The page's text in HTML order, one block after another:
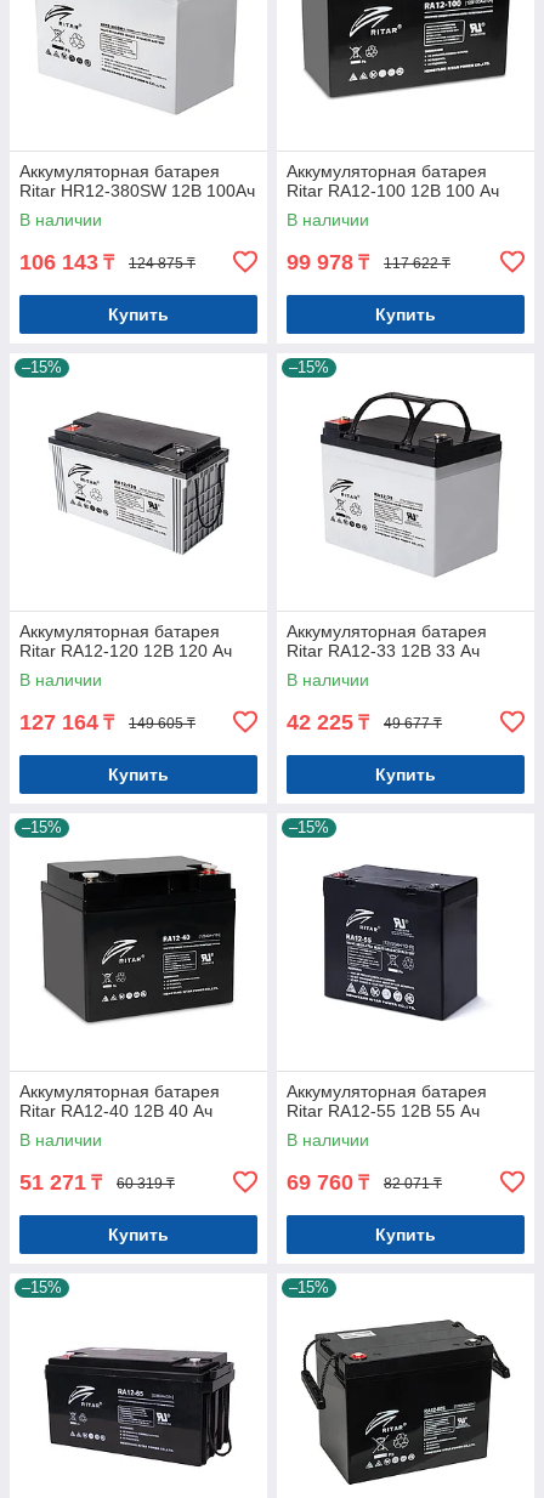
Аккумуляторная батарея
Ritar HR12-380SW 12В 100Ач
В наличии
106 143 ₸ 124 875 ₸
Купить
Аккумуляторная батарея
Ritar RA12-100 12В 100 Ач
В наличии
99 978 ₸ 117 622 ₸
Купить
–15%
Аккумуляторная батарея
Ritar RA12-120 12В 120 Ач
В наличии
127 164 ₸ 149 605 ₸
Купить
–15%
Аккумуляторная батарея
Ritar RA12-33 12В 33 Ач
В наличии
42 225 ₸ 49 677 ₸
Купить
–15%
Аккумуляторная батарея
Ritar RA12-40 12В 40 Ач
В наличии
51 271 ₸ 60 319 ₸
Купить
–15%
Аккумуляторная батарея
Ritar RA12-55 12В 55 Ач
В наличии
69 760 ₸ 82 071 ₸
Купить
–15% –15%